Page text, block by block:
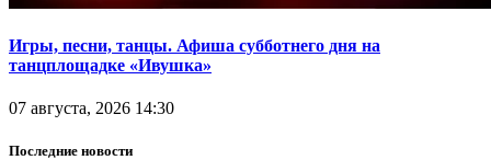
Игры, песни, танцы. Афиша субботнего дня на
танцплощадке «Ивушка»
07 августа, 2026 14:30
Последние новости